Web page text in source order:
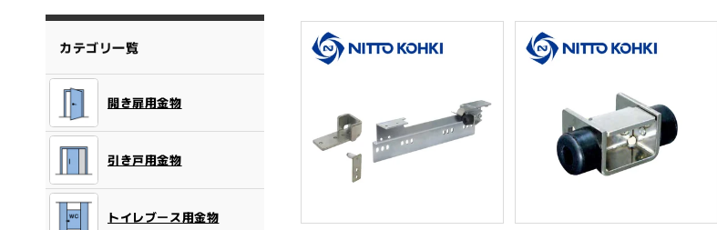
カテゴリ一覧
開き扉用金物
引き戸用金物
トイレブース用金物
価
格
格